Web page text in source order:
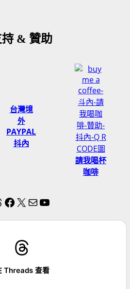
持 & 贊助
台灣境
外
PAYPAL
抖內
請我喝杯
咖啡
Facebook
X 電子郵件YouTube
Threads 查看